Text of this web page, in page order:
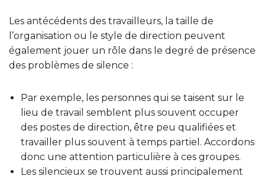
Les antécédents des travailleurs, la taille de
l’organisation ou le style de direction peuvent
également jouer un rôle dans le degré de présence
des problèmes de silence :
Par exemple, les personnes qui se taisent sur le
lieu de travail semblent plus souvent occuper
des postes de direction, être peu qualifiées et
travailler plus souvent à temps partiel. Accordons
donc une attention particulière à ces groupes.
Les silencieux se trouvent aussi principalement